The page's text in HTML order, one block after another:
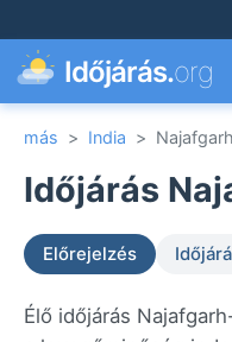
Időjárás.org
más > India > Najafgarh
Időjárás
Előrejelzés
Élő időjárás